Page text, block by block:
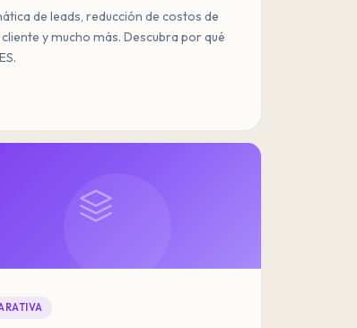
de leads, reducción de costos de
y mucho más. Descubra por qué